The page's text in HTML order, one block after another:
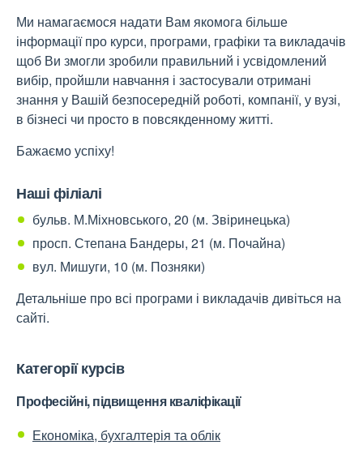
Ми намагаємося надати Вам якомога більше
інформації про курси, програми, графіки та викладачів
щоб Ви змогли зробили правильний і усвідомлений
вибір, пройшли навчання і застосували отримані
знання у Вашій безпосередній роботі, компанії, у вузі,
в бізнесі чи просто в повсякденному житті.
Бажаємо успіху!
Наші філіалі
бульв. М.Міхновського, 20 (м. Звіринецька)
просп. Степана Бандеры, 21 (м. Почайна)
вул. Мишуги, 10 (м. Позняки)
Детальніше про всі програми і викладачів дивіться на
сайті.
Категорії курсів
Професійні, підвищення кваліфікації
Економіка, бухгалтерія та облік